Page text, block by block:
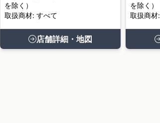
を除く）
取扱商材: すべて
店舗詳細・地図
を除く）
取扱商材